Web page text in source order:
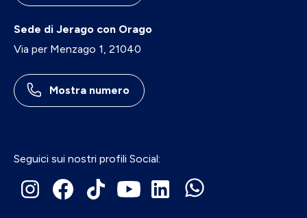
Sede di Jerago con Orago
Via per Menzago 1, 21040
Mostra numero
Seguici sui nostri profili Social: